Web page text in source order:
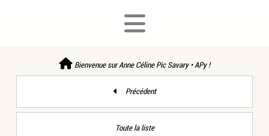
Bienvenue sur Anne Céline Pic Savary • APy !
Précédent
Toute la liste